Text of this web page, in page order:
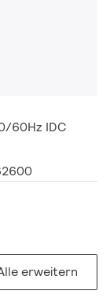
60Hz IDC
erweitern